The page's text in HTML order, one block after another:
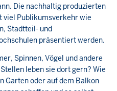
Die nachhaltig produzierten
viel Publikumsverkehr wie
Stadtteil- und
präsentiert werden.
Spinnen, Vögel und andere
leben sie dort gern? Wie
Garten oder auf dem Balkon